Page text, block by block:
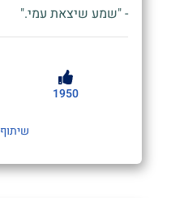
- "שמע שיצאת עמי."
1950
שיתוף